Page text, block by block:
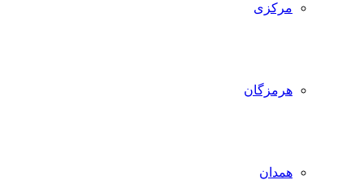
مرکزی
هرمزگان
همدان